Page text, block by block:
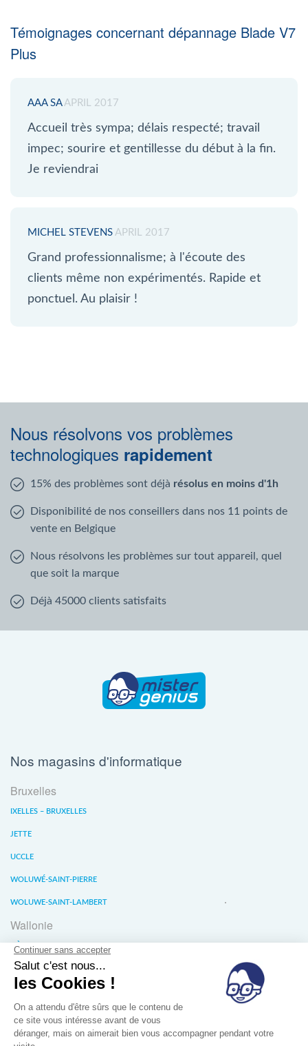
Témoignages concernant dépannage Blade V7
Plus
AAA SA APRIL 2017
Accueil très sympa; délais respecté; travail
impec; sourire et gentillesse du début à la fin.
Je reviendrai
MICHEL STEVENS APRIL 2017
Grand professionnalisme; à l'écoute des
clients même non expérimentés. Rapide et
ponctuel. Au plaisir !
Nous résolvons vos problèmes
technologiques rapidement
15% des problèmes sont déjà résolus en moins d'1h
Disponibilité de nos conseillers dans nos 11 points de
vente en Belgique
Nous résolvons les problèmes sur tout appareil, quel
que soit la marque
Déjà 45000 clients satisfaits
Nos magasins d'informatique
Bruxelles
IXELLES – BRUXELLES
JETTE
UCCLE
WOLUWÉ-SAINT-PIERRE
WOLUWE-SAINT-LAMBERT
Wallonie
LIÈGE
WATERLOO
WAVRE